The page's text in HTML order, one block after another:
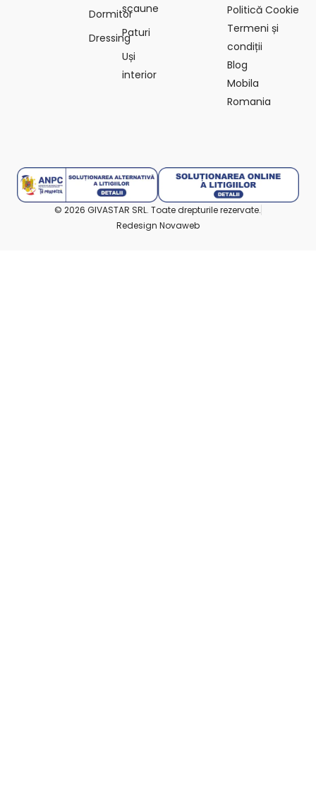
Dormitor
Dressing
scaune
Paturi
Uși
interior
Politică Cookie
Termeni și
condiții
Blog
Mobila
Romania
© 2026 GIVASTAR SRL. Toate drepturile rezervate.
Redesign Novaweb